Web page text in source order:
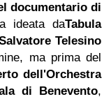
documentario di
ideata daTabula
Telesino
ma prima del
dell'Orchestra
di Benevento,